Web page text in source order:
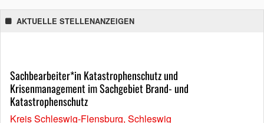
AKTUELLE STELLENANZEIGEN
Sachbearbeiter*in Katastrophenschutz und
Krisenmanagement im Sachgebiet Brand- und
Katastrophenschutz
Kreis Schleswig-Flensburg, Schleswig